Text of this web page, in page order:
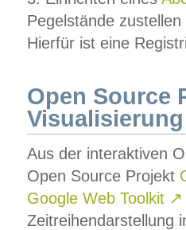
Pegelstände
Hierfür ist eine
Open Source
Visualisierung
Aus der interaktiven
Open Source Projekt
Google Web Toolkit ↗
Zeitreihendarstellung